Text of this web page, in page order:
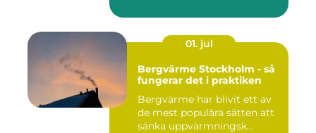
01. jul
Bergvärme Stockholm - så
fungerar det i praktiken
Bergvärme har blivit ett av
de mest populära sätten att
sänka uppvärmningsk...